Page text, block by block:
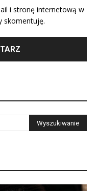
i stronę internetową w
skomentuję.